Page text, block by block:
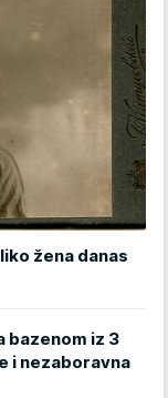
žena danas
bazenom iz 3
i nezaboravna